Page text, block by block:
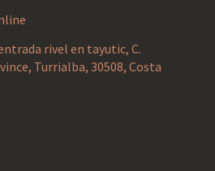
rivel en tayutic, C.
Turrialba, 30508, Costa